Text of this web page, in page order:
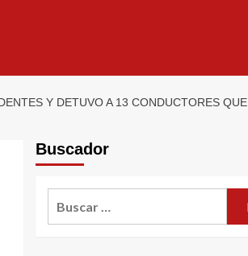
Y DETUVO A 13 CONDUCTORES QUE
Buscador